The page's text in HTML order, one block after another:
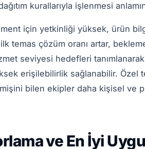
kurallarıyla işlenmesi
için yetkinliği yüksek, ürün
temas çözüm oranı artar,
seviyesi hedefleri
erişilebilirlik sağlanabilir. Özel
bilen ekipler daha kişisel ve
ve En İyi